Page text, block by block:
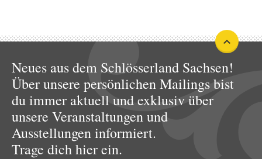
Neues aus dem Schlösserland Sachsen!
Über unsere persönlichen Mailings bist
du immer aktuell und exklusiv über
unsere Veranstaltungen und
Ausstellungen informiert.
Trage dich hier ein.